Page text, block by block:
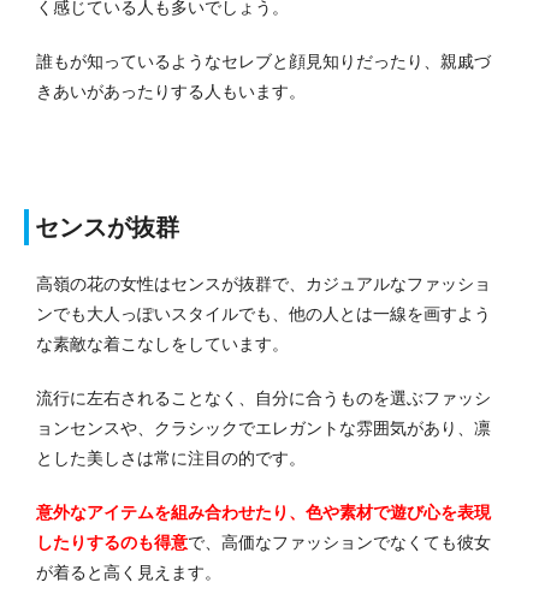
く感じている人も多いでしょう。
誰もが知っているようなセレブと顔見知りだったり、親戚づ
きあいがあったりする人もいます。
センスが抜群
高嶺の花の女性はセンスが抜群で、カジュアルなファッショ
ンでも大人っぽいスタイルでも、他の人とは一線を画すよう
な素敵な着こなしをしています。
流行に左右されることなく、自分に合うものを選ぶファッシ
ョンセンスや、クラシックでエレガントな雰囲気があり、凛
とした美しさは常に注目の的です。
意外なアイテムを組み合わせたり、色や素材で遊び心を表現
したりするのも得意で、高価なファッションでなくても彼女
が着ると高く見えます。